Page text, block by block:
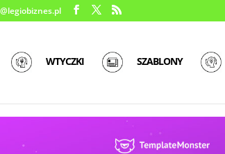
WTYCZKI SZABLONY